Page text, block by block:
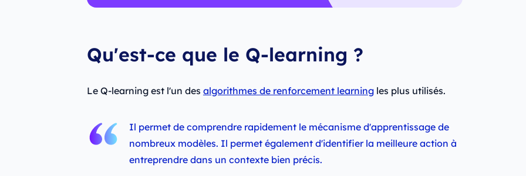
Qu'est-ce que le Q-learning ?
Le Q-learning est l'un des algorithmes de renforcement learningles plus utilisés.
Il permet de comprendre rapidement le mécanisme d'apprentissage de
nombreux modèles. Il permet également d'identifier la meilleure action à
entreprendre dans un contexte bien précis.